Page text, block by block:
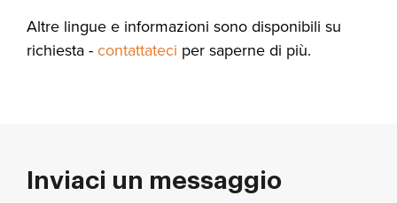
Altre lingue e informazioni sono disponibili su
richiesta - contattateci per saperne di più.
Inviaci un messaggio